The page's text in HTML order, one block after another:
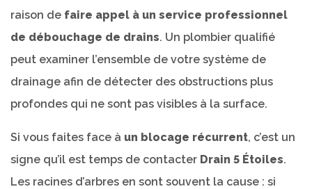
raison de faire appel à un service professionnel
de débouchage de drains. Un plombier qualifié
peut examiner l’ensemble de votre système de
drainage afin de détecter des obstructions plus
profondes qui ne sont pas visibles à la surface.
Si vous faites face à un blocage récurrent, c’est un
signe qu’il est temps de contacter Drain 5 Étoiles.
Les racines d’arbres en sont souvent la cause : si